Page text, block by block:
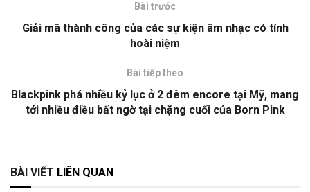
Bài trước
Giải mã thành công của các sự kiện âm nhạc có tính
hoài niệm
Bài tiếp theo
Blackpink phá nhiều kỷ lục ở 2 đêm encore tại Mỹ, mang
tới nhiều điều bất ngờ tại chặng cuối của Born Pink
BÀI VIẾT LIÊN QUAN